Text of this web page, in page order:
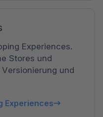
Experiences.
Stores und
und
Experiences